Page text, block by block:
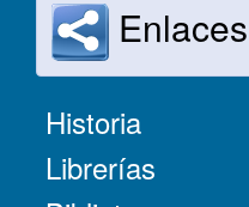
Enlaces
Historia
Librerías